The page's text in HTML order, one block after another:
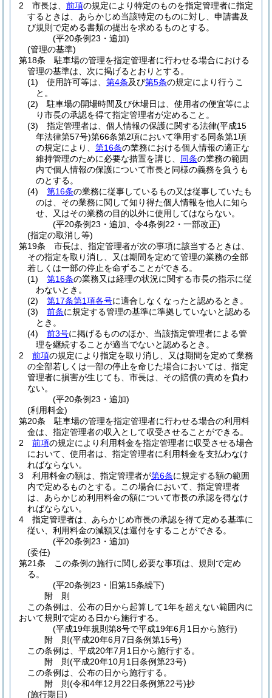
2
市長は、 前項の規定により特定のものを指定管理者に指定
するときは、あらかじめ当該特定のものに対し、申請書及
び規則で定める書類の提出を求めるものとする。
(平20条例23・追加)
(管理の基準)
第18条
駐車場の管理を指定管理者に行わせる場合における
管理の基準は、次に掲げるとおりとする。
(1)
使用許可等は、 第4条及び第5条の規定により行うこ
と。
(2)
駐車場の開場時間及び休場日は、使用者の便宜等によ
り市長の承認を得て指定管理者が定めること。
(3)
指定管理者は、個人情報の保護に関する法律(平成15
年法律第57号)第66条第2項において準用する同条第1項
の規定により、 第16条の業務における個人情報の適正な
維持管理のために必要な措置を講じ、 同条の業務の範囲
内で個人情報の保護について市長と同様の義務を負うも
のとする。
(4)
第16条の業務に従事しているもの又は従事していたも
のは、その業務に関して知り得た個人情報を他人に知ら
せ、又はその業務の目的以外に使用してはならない。
(平20条例23・追加、令4条例22・一部改正)
(指定の取消し等)
第19条
市長は、指定管理者が次の事項に該当するときは、
その指定を取り消し、又は期間を定めて管理の業務の全部
若しくは一部の停止を命ずることができる。
(1)
第16条の業務又は経理の状況に関する市長の指示に従
わないとき。
(2)
第17条第1項各号に適合しなくなったと認めるとき。
(3)
前条に規定する管理の基準に準拠していないと認める
とき。
(4)
前3号に掲げるもののほか、当該指定管理者による管
理を継続することが適当でないと認めるとき。
2
前項の規定により指定を取り消し、又は期間を定めて業務
の全部若しくは一部の停止を命じた場合においては、指定
管理者に損害が生じても、市長は、その賠償の責めを負わ
ない。
(平20条例23・追加)
(利用料金)
第20条
駐車場の管理を指定管理者に行わせる場合の利用料
金は、指定管理者の収入として収受させることができる。
2
前項の規定により利用料金を指定管理者に収受させる場合
において、使用者は、指定管理者に利用料金を支払わなけ
ればならない。
3
利用料金の額は、指定管理者が第6条に規定する額の範囲
内で定めるものとする。
この場合において、指定管理者
は、あらかじめ利用料金の額について市長の承認を得なけ
ればならない。
4
指定管理者は、あらかじめ市長の承認を得て定める基準に
従い、利用料金の減額又は還付をすることができる。
(平20条例23・追加)
(委任)
第21条
この条例の施行に関し必要な事項は、規則で定め
る。
(平20条例23・旧第15条繰下)
附 則
この条例は、公布の日から起算して1年を超えない範囲内に
おいて規則で定める日から施行する。
(平成19年規則第8号で平成19年6月1日から施行)
附 則(平成20年6月7日条例第15号)
この条例は、平成20年7月1日から施行する。
附 則(平成20年10月1日条例第23号)
この条例は、公布の日から施行する。
附 則(令和4年12月22日条例第22号)抄
(施行期日)